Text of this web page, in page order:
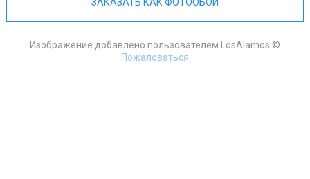
ЗАКАЗАТЬ КАК ФОТООБОИ
Изображение добавлено пользователем LosAlamos ©
Пожаловаться